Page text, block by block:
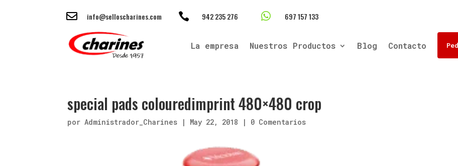
 info@selloscharines.com  942 235 276  697 157 133
La empresa Nuestros Productos Blog Contacto
special pads colouredimprint 480×480 crop
porAdministrador_Charines | May 22, 2018 | 0 Comentarios